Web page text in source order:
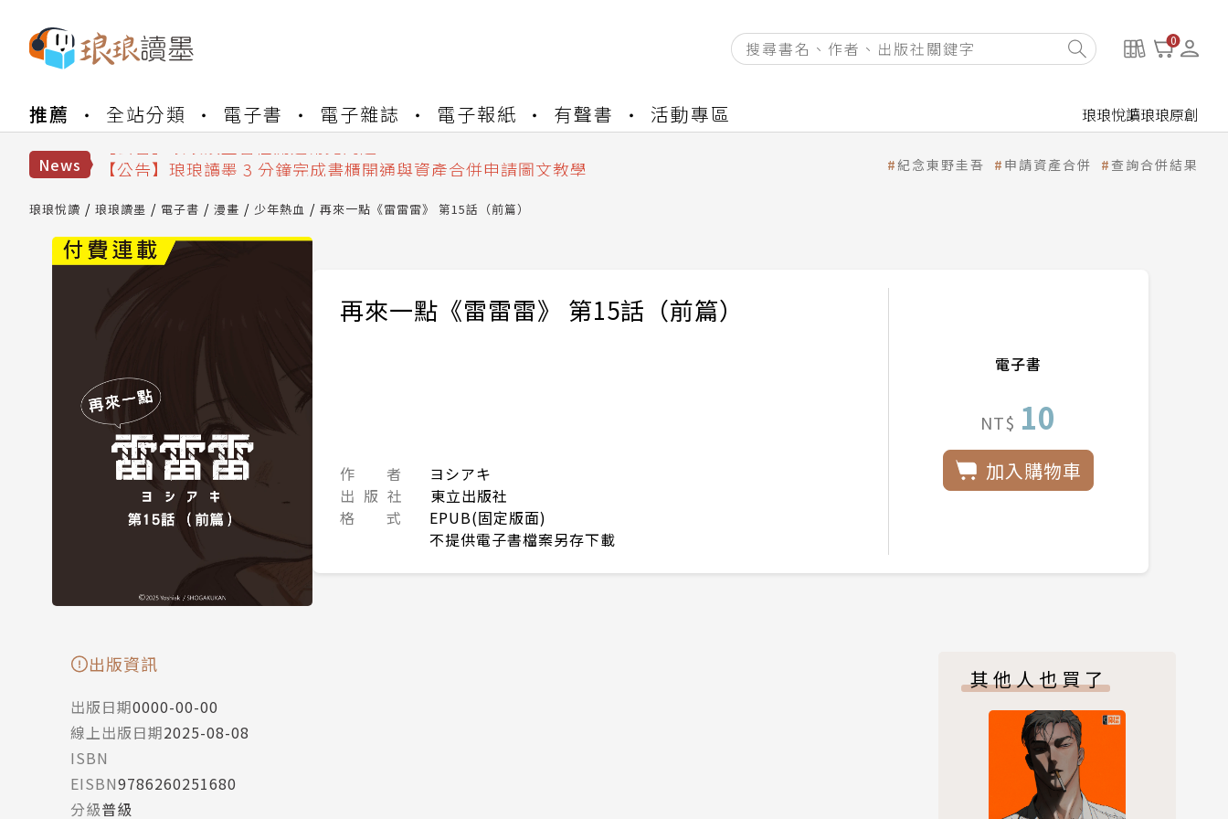
0
推薦 全站分類 電子書 電子雜誌 電子報紙 有聲書 活動專區 琅琅悅讀琅琅原創
News
【公告】琅琅讀墨數位閱讀資產合併與書櫃開通申請
【公告】琅琅讀墨 3 分鐘完成書櫃開通與資產合併申請圖文教學
【公告】琅琅讀墨數位閱讀資產合併與書櫃開通申請
紀念東野圭吾 申請資產合併 查詢合併結果
琅琅悅讀 琅琅讀墨 電子書 漫畫 少年熱血 再來一點《雷雷雷》 第15話（前篇）
再來一點《雷雷雷》 第15話（前篇）
作 者
ヨシアキ
出 版 社
東立出版社
格 式
EPUB(固定版面)
不提供電子書檔案另存下載
電子書
NT$ 10
加入購物車
出版資訊
出版日期0000-00-00
線上出版日期2025-08-08
ISBN
EISBN9786260251680
分級普級
其他人也買了